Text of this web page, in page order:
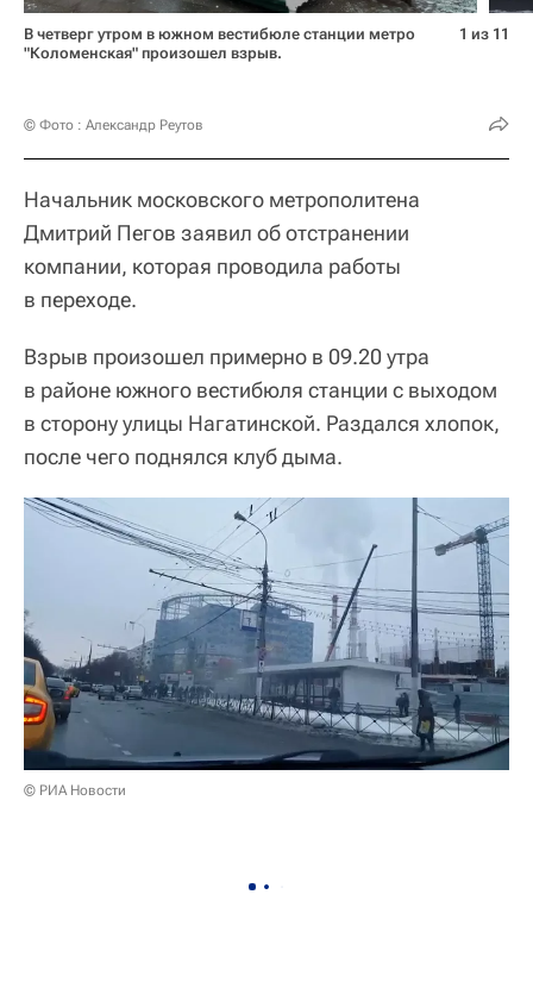
В четверг утром в южном вестибюле станции метро
"Коломенская" произошел взрыв.
© Фото : Александр Реутов
1 из 11
Начальник московского метрополитена
Дмитрий Пегов заявил об отстранении
компании, которая проводила работы
в переходе.
Взрыв произошел примерно в 09.20 утра
в районе южного вестибюля станции с выходом
в сторону улицы Нагатинской. Раздался хлопок,
после чего поднялся клуб дыма.
© РИА Новости